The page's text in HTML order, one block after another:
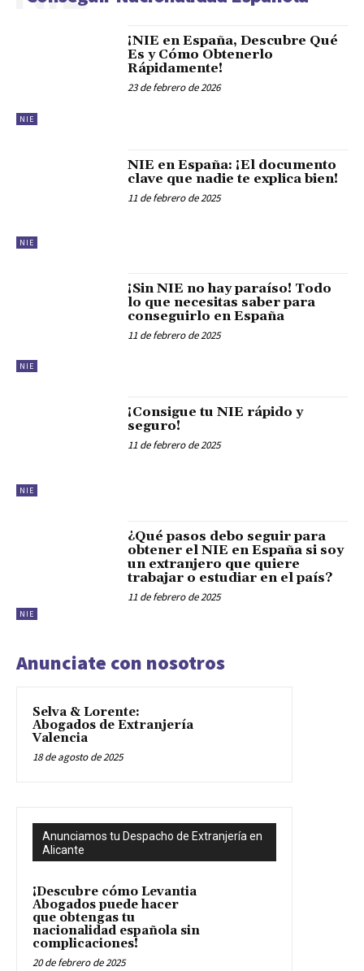
NIE
¡NIE en España, Descubre Qué
Es y Cómo Obtenerlo
Rápidamente!
23 de febrero de 2026
NIE
NIE en España: ¡El documento
clave que nadie te explica bien!
11 de febrero de 2025
NIE
¡Sin NIE no hay paraíso! Todo
lo que necesitas saber para
conseguirlo en España
11 de febrero de 2025
NIE
¡Consigue tu NIE rápido y
seguro!
11 de febrero de 2025
NIE
¿Qué pasos debo seguir para
obtener el NIE en España si soy
un extranjero que quiere
trabajar o estudiar en el país?
11 de febrero de 2025
Anunciate con nosotros
Selva & Lorente:
Abogados de Extranjería
Valencia
18 de agosto de 2025
Anunciamos tu Despacho de Extranjería en
Alicante
¡Descubre cómo Levantia
Abogados puede hacer
que obtengas tu
nacionalidad española sin
complicaciones!
20 de febrero de 2025